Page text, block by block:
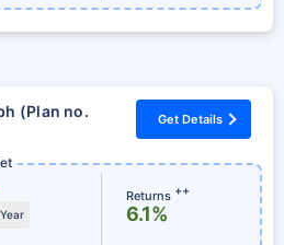
(Plan no.
Get Details
Returns ++
6.1%